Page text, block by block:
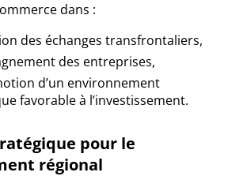
dans :
des échanges transfrontaliers,
des entreprises,
d’un environnement
favorable à l’investissement.
pour le
régional